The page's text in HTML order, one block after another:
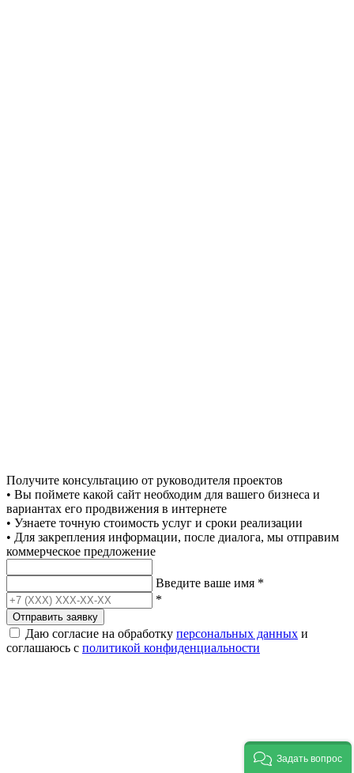
Получите консультацию от руководителя проектов
• Вы поймете какой сайт необходим для вашего бизнеса и
вариантах его продвижения в интернете
• Узнаете точную стоимость услуг и сроки реализации
• Для закрепления информации, после диалога, мы отправим
коммерческое предложение
Введите ваше имя *
*
Отправить заявку
Даю согласие на обработку персональных данных и
соглашаюсь с политикой конфиденциальности
Задать вопрос